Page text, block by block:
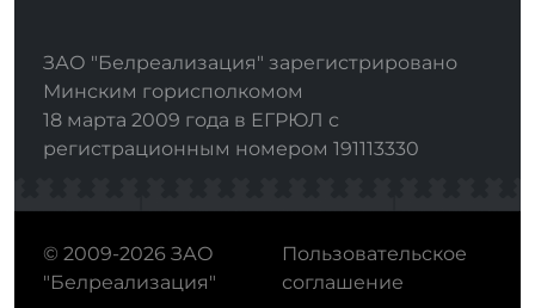
ЗАО "Белреализация" зарегистрировано
Минским горисполкомом
18 марта 2009 года в ЕГРЮЛ с
регистрационным номером 191113330
© 2009-2026 ЗАО
"Белреализация"
Пользовательское
соглашение